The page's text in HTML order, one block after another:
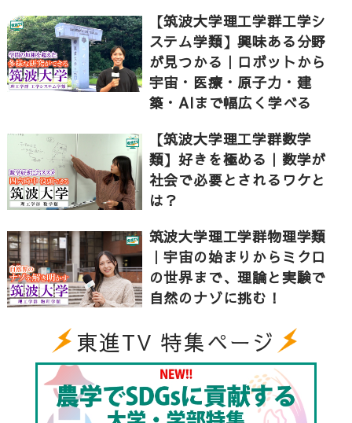
▼筑波大学に関連する他の動画はこちらから
【筑波大学 生命環境学群】生物・地学が好きな受験生
へ
https://youtu.be/nmCKBZEn5bk
【筑波大学】現役筑波生にキャンパスを案内してもら
いました
https://youtu.be/Xh-qAuV-KJk
【筑波大学】学園祭である雙峰祭で聞いてみた！
https://youtu.be/6s5L5_UqaUs
筑波大学 留学生に聞いてみた
https://youtu.be/5J3RQD6zOhM
▼キャンパスの天気は？（全国学校のお天気）
https://www.toshin.com/weather/detail?id=105
【筑波大学理工学群工学シ
ステム学類】興味ある分野
が見つかる｜ロボットから
宇宙・医療・原子力・建
築・AIまで幅広く学べる
【筑波大学理工学群数学
類】好きを極める｜数学が
社会で必要とされるワケと
は？
筑波大学理工学群物理学類
｜宇宙の始まりからミクロ
の世界まで、理論と実験で
自然のナゾに挑む！
東進TV 特集ページ